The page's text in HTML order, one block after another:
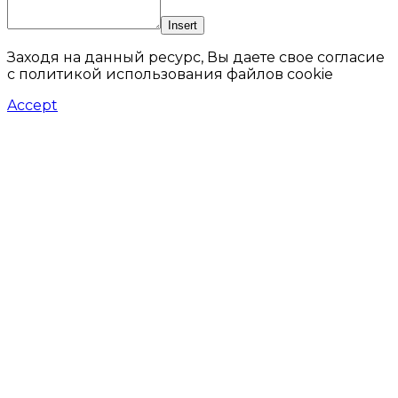
Insert
Заходя на данный ресурс, Вы даете свое согласие
с политикой использования файлов cookie
Accept